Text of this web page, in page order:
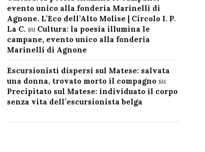
evento unico alla fonderia Marinelli di
Agnone. L’Eco dell’Alto Molise | Circolo I. P.
La C. su Cultura: la poesia illumina le
campane, evento unico alla fonderia
Marinelli di Agnone
Escursionisti dispersi sul Matese: salvata
una donna, trovato morto il compagnosu
Precipitato sul Matese: individuato il corpo
senza vita dell’escursionista belga